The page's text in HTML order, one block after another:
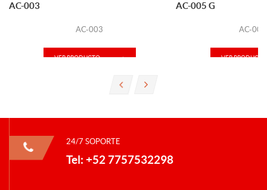
AC-003
AC-003
VER PRODUCTO
AC-005 G
AC-005
VER PRODUCTO
24/7 SOPORTE
Tel: +52 7757532298